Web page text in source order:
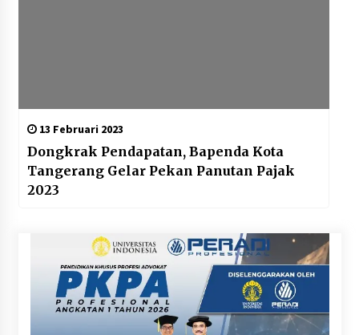
13 Februari 2023
Dongkrak Pendapatan, Bapenda Kota
Tangerang Gelar Pekan Panutan Pajak
2023